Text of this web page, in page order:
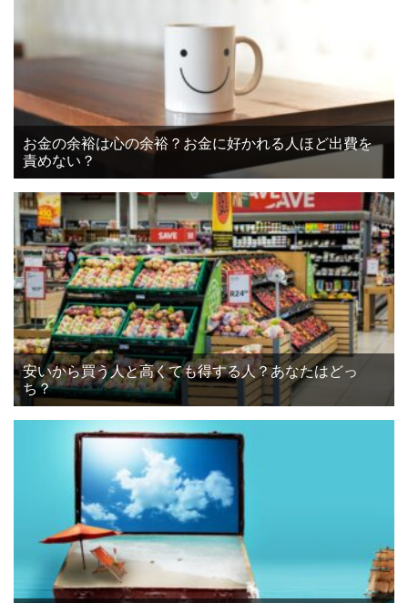
お金の余裕は心の余裕？お金に好かれる人ほど出費を
責めない？
安いから買う人と高くても得する人？あなたはどっ
ち？